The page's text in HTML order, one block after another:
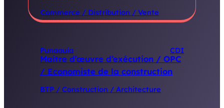
Commerce / Distribution / Vente
Punaauia CDI
Maitre d’œuvre d’exécution / OPC
/ Economiste de la construction
BTP / Construction / Architecture